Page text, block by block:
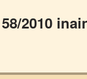
2010